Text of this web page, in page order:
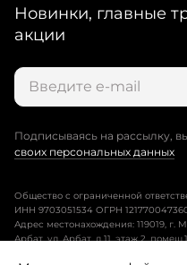
Новинки, главные
акции
Подписываясь на рассылку,
своих персональных данных
Общество с ограниченной
ИНН 9703051534 ОГРН
Адрес местонахождения: 119019, г.
Арбат, ул. Арбат, д.11, этаж 2,